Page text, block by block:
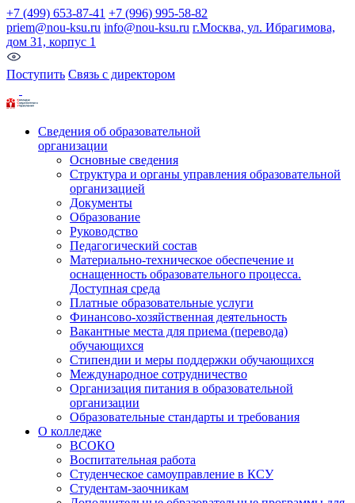
+7 (499) 653-87-41 +7 (996) 995-58-82
priem@nou-ksu.ru info@nou-ksu.ru г.Москва, ул. Ибрагимова,
дом 31, корпус 1
Поступить Связь с директором
Сведения об образовательной
организации
Основные сведения
Структура и органы управления образовательной
организацией
Документы
Образование
Руководство
Педагогический состав
Материально-техническое обеспечение и
оснащенность образовательного процесса.
Доступная среда
Платные образовательные услуги
Финансово-хозяйственная деятельность
Вакантные места для приема (перевода)
обучающихся
Стипендии и меры поддержки обучающихся
Международное сотрудничество
Организация питания в образовательной
организации
Образовательные стандарты и требования
О колледже
ВСОКО
Воспитательная работа
Студенческое самоуправление в КСУ
Студентам-заочникам